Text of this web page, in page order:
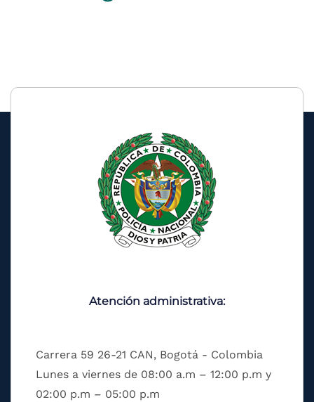
Atención administrativa:
Carrera 59 26-21 CAN, Bogotá - Colombia
Lunes a viernes de 08:00 a.m – 12:00 p.m y
02:00 p.m – 05:00 p.m